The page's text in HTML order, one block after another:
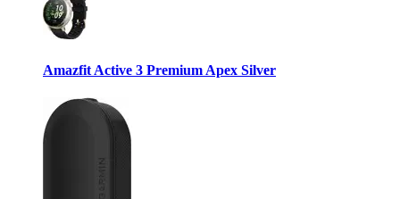
Amazfit Active 3 Premium Apex Silver